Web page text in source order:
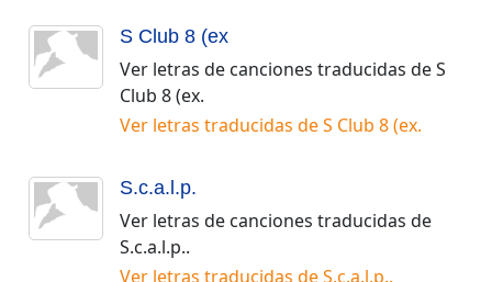
S Club 8 (ex
Ver letras de canciones traducidas deS
Club 8 (ex.
Ver letras traducidas deS Club 8 (ex.
S.c.a.l.p.
Ver letras de canciones traducidas de
S.c.a.l.p..
Ver letras traducidas deS.c.a.l.p..